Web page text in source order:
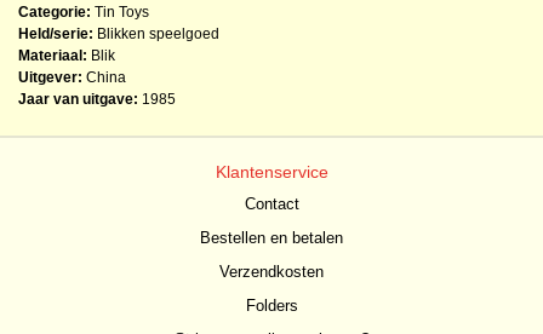
Categorie: Tin Toys
Held/serie: Blikken speelgoed
Materiaal: Blik
Uitgever: China
Jaar van uitgave: 1985
Klantenservice
Contact
Bestellen en betalen
Verzendkosten
Folders